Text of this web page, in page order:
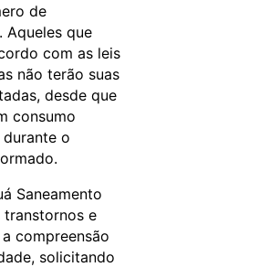
de
Aqueles que
com as leis
não terão suas
desde que
consumo
o
Saneamento
transtornos e
compreensão
solicitando